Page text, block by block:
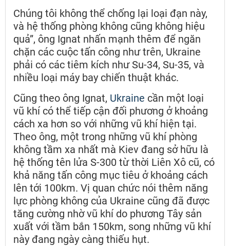
Chúng tôi không thể chống lại loại đạn này,
và hệ thống phòng không cũng không hiệu
quả”, ông Ignat nhấn mạnh thêm để ngăn
chặn các cuộc tấn công như trên, Ukraine
phải có các tiêm kích như Su-34, Su-35, và
nhiều loại máy bay chiến thuật khác.
Cũng theo ông Ignat, Ukraine cần một loại
vũ khí có thể tiếp cận đối phương ở khoảng
cách xa hơn so với những vũ khí hiện tại.
Theo ông, một trong những vũ khí phòng
không tầm xa nhất mà Kiev đang sở hữu là
hệ thống tên lửa S-300 từ thời Liên Xô cũ, có
khả năng tấn công mục tiêu ở khoảng cách
lên tới 100km. Vị quan chức nói thêm năng
lực phòng không của Ukraine cũng đã được
tăng cường nhờ vũ khí do phương Tây sản
xuất với tầm bắn 150km, song những vũ khí
này đang ngày càng thiếu hụt.